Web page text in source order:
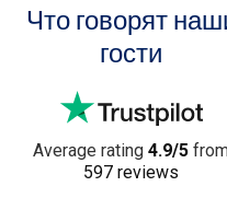
Что говорят
гости
Average rating 4.9/5
597 reviews
« Лучший отдых во
Вьетнаме! Всё было
организовано идеально
экскурсии. Очень
рекомендую! »
Анна Петрова